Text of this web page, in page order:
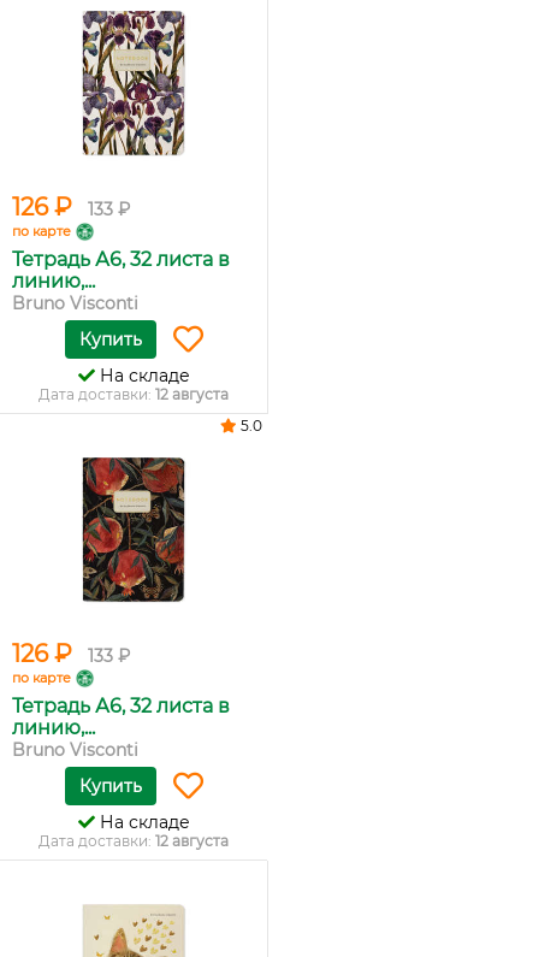
126 ₽ 133 ₽
по карте
Тетрадь А6, 32 листа в
линию,...
Bruno Visconti
Купить
На складе
Дата доставки: 12 августа
126 ₽ 133 ₽
по карте
Тетрадь А6, 32 листа в
линию,...
Bruno Visconti
5.0
Купить
На складе
Дата доставки: 12 августа